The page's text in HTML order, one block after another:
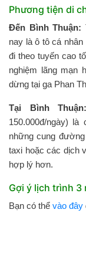
Phương tiện di
Đến Bình Thuận:
nay là ô tô cá
đi theo tuyến cao
nghiệm lãng mạn
dừng tại ga Phan
Tại Bình Thuận:
150.000đ/ngày)
những cung
taxi hoặc các dịch
hợp lý hơn.
Gợi ý lịch trình 3
Bạn có thể vào đây